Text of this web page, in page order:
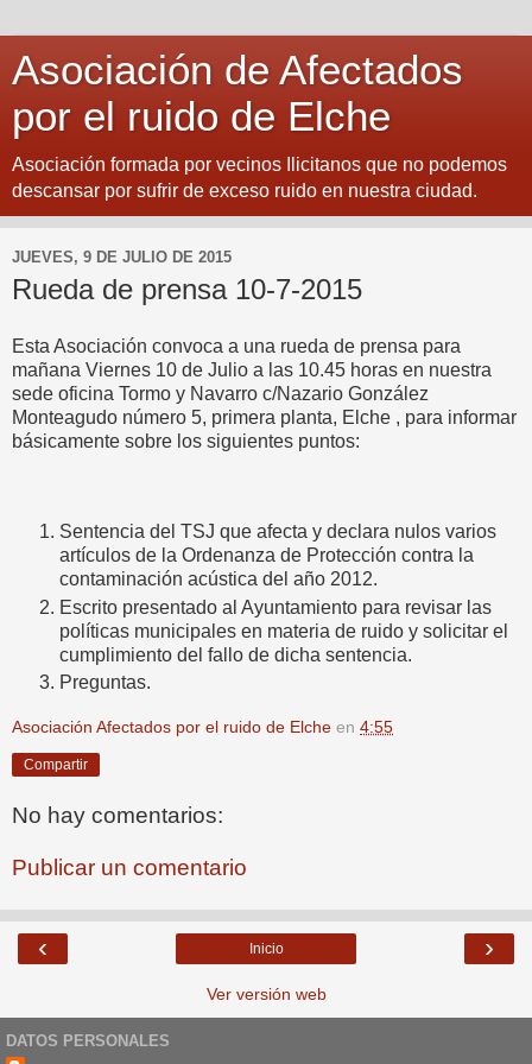
Asociación de Afectados
por el ruido de Elche
Asociación formada por vecinos Ilicitanos que no podemos
descansar por sufrir de exceso ruido en nuestra ciudad.
JUEVES, 9 DE JULIO DE 2015
Rueda de prensa 10-7-2015
Esta Asociación convoca a una rueda de prensa para
mañana Viernes 10 de Julio a las 10.45 horas en nuestra
sede oficina Tormo y Navarro c/Nazario González
Monteagudo número 5, primera planta, Elche , para informar
básicamente sobre los siguientes puntos:
Sentencia del TSJ que afecta y declara nulos varios
artículos de la Ordenanza de Protección contra la
contaminación acústica del año 2012.
Escrito presentado al Ayuntamiento para revisar las
políticas municipales en materia de ruido y solicitar el
cumplimiento del fallo de dicha sentencia.
Preguntas.
Asociación Afectados por el ruido de Elche en 4:55
Compartir
No hay comentarios:
Publicar un comentario
‹ ›
Inicio
Ver versión web
DATOS PERSONALES